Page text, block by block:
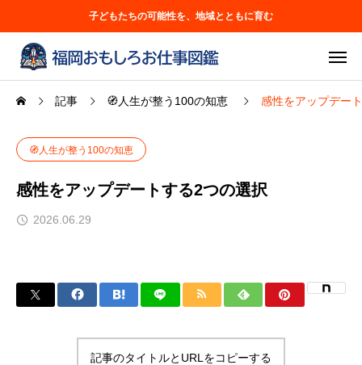
子どもたちの可能性を、地域とともに育む
記事 🧭人生が整う100の知恵 感性をアップデー
🧭人生が整う100の知恵
感性をアップデートする2つの選択
2026.06.29
記事のタイトルとURLをコピーする